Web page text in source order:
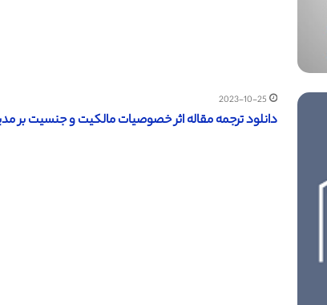
2023-10-25
دانلود ترجمه مقاله اثر خصوصیات مالکیت و جنسیت بر